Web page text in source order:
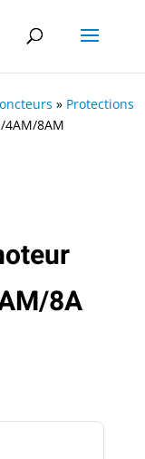
» Protections
8AM
8A